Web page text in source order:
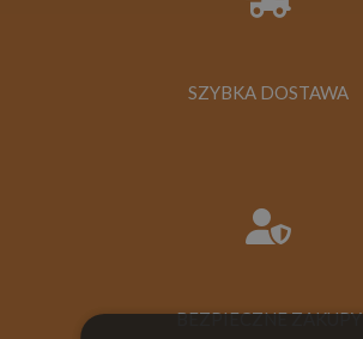
SZYBKA DOSTAWA
BEZPIECZNE ZAKUPY